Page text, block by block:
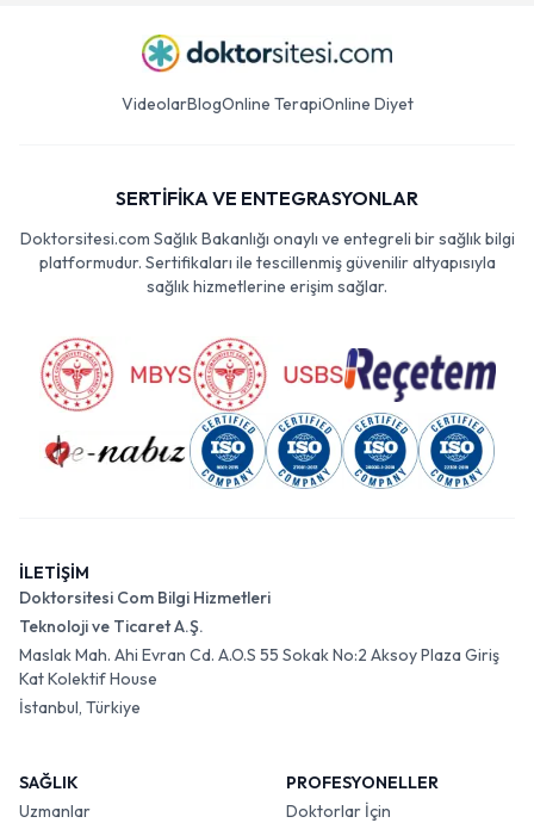
VideolarBlogOnline TerapiOnline Diyet
SERTİFİKA VE ENTEGRASYONLAR
Doktorsitesi.com Sağlık Bakanlığı onaylı ve entegreli bir sağlık bilgi
platformudur. Sertifikaları ile tescillenmiş güvenilir altyapısıyla
sağlık hizmetlerine erişim sağlar.
İLETİŞİM
Doktorsitesi Com Bilgi Hizmetleri
Teknoloji ve Ticaret A.Ş.
Maslak Mah. Ahi Evran Cd. A.O.S 55 Sokak No:2 Aksoy Plaza Giriş
Kat Kolektif House
İstanbul, Türkiye
SAĞLIK
Uzmanlar
PROFESYONELLER
Doktorlar İçin